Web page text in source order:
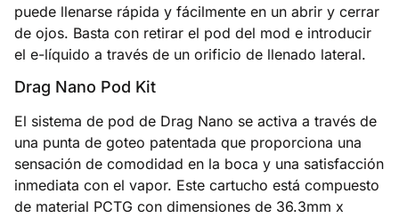
puede llenarse rápida y fácilmente en un abrir y cerrar
de ojos. Basta con retirar el pod del mod e introducir
el e-líquido a través de un orificio de llenado lateral.
Drag Nano Pod Kit
El sistema de pod de Drag Nano se activa a través de
una punta de goteo patentada que proporciona una
sensación de comodidad en la boca y una satisfacción
inmediata con el vapor. Este cartucho está compuesto
de material PCTG con dimensiones de 36.3mm x